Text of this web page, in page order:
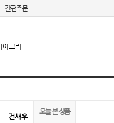
간편주문
아그라
오늘 본 상품
건새우